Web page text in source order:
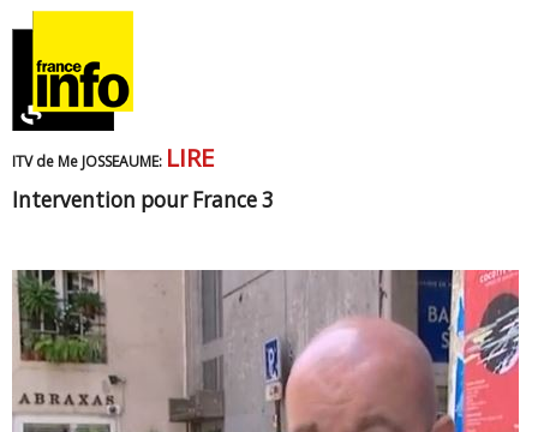
ITV de Me JOSSEAUME: LIRE
Intervention pour France 3